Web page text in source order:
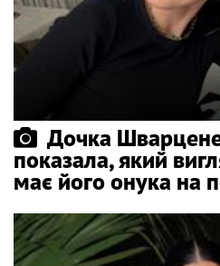
Дочка
показала, який
має його онука на